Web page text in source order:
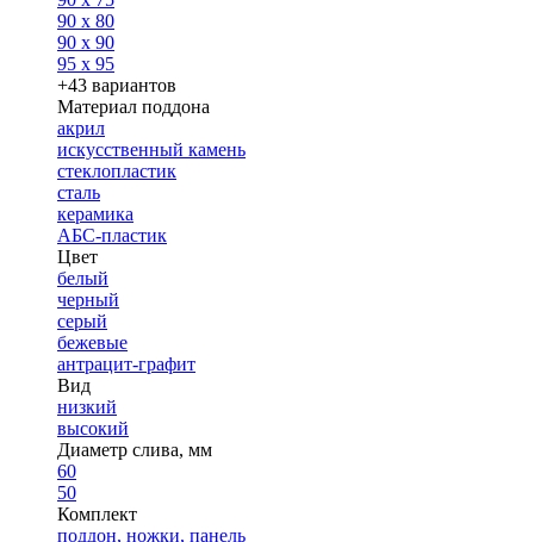
90 x 80
90 x 90
95 x 95
+43 вариантов
Материал поддона
акрил
искусственный камень
стеклопластик
сталь
керамика
АБС-пластик
Цвет
белый
черный
серый
бежевые
антрацит-графит
Вид
низкий
высокий
Диаметр слива, мм
60
50
Комплект
поддон, ножки, панель